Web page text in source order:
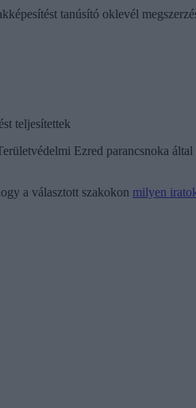
tanúsító oklevél
teljesítettek
Ezred parancsnoka
a választott szakokon milyen